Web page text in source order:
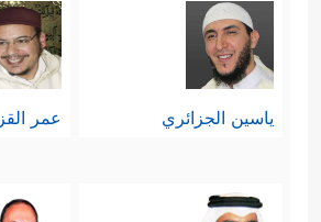
ياسين الجزائري عمر